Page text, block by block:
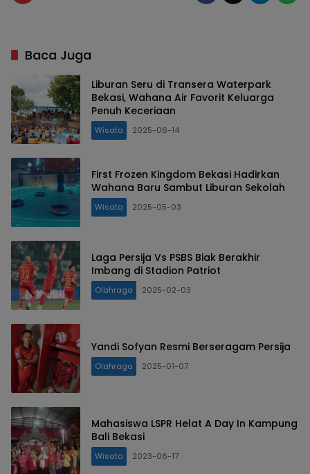
Baca Juga
Liburan Seru di Transera Waterpark
Bekasi, Wahana Air Favorit Keluarga
Penuh Keceriaan
Wisata 2025-06-14
First Frozen Kingdom Bekasi Hadirkan
Wahana Baru Sambut Liburan Sekolah
Wisata 2025-05-03
Laga Persija Vs PSBS Biak Berakhir
Imbang di Stadion Patriot
Olahraga 2025-02-03
Yandi Sofyan Resmi Berseragam Persija
Olahraga 2025-01-07
Mahasiswa LSPR Helat A Day In Kampung
Bali Bekasi
Wisata 2023-06-17